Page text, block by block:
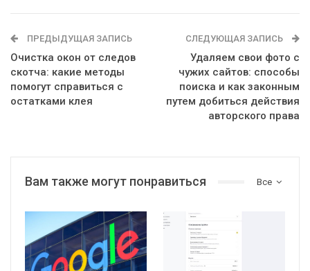
ПРЕДЫДУЩАЯ ЗАПИСЬ
Очистка окон от следов
скотча: какие методы
помогут справиться с
остатками клея
СЛЕДУЮЩАЯ ЗАПИСЬ
Удаляем свои фото с
чужих сайтов: способы
поиска и как законным
путем добиться действия
авторского права
Все
Вам также могут понравиться